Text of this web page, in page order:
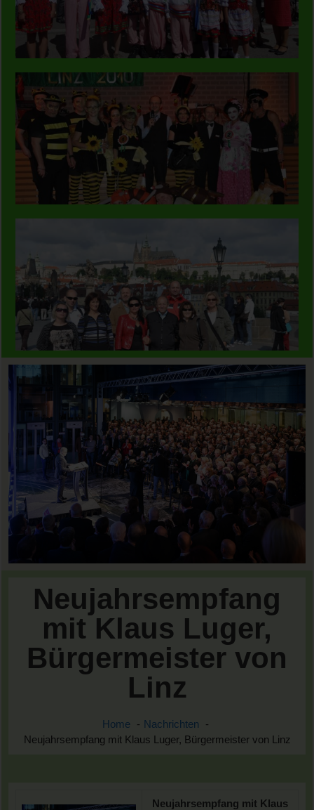
Neujahrsempfang
mit Klaus Luger,
Bürgermeister von
Linz
Home
Nachrichten
Neujahrsempfang mit Klaus Luger, Bürgermeister von Linz
Neujahrsempfang mit Klaus